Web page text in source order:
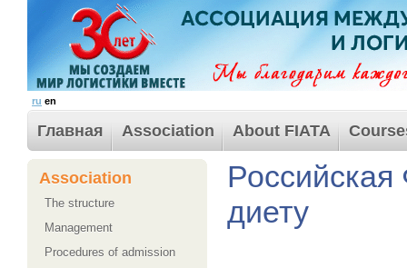
ru en
Главная Association About FIATA
Association
The structure
Management
Procedures of admission
Российская
диету